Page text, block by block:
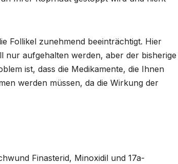
Follikel zunehmend beeinträchtigt. Hier
nur aufgehalten werden, aber der bisherige
ist, dass die Medikamente, die Ihnen
werden müssen, da die Wirkung der
Finasterid, Minoxidil und 17a-